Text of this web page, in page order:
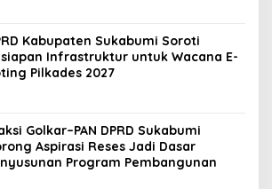
Kabupaten Sukabumi Soroti
Infrastruktur untuk Wacana E-
Pilkades 2027
Golkar–PAN DPRD Sukabumi
Aspirasi Reses Jadi Dasar
Program Pembangunan